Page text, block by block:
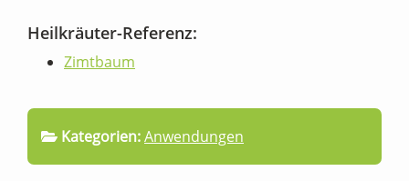
Heilkräuter-Referenz:
Zimtbaum
Kategorien:Anwendungen